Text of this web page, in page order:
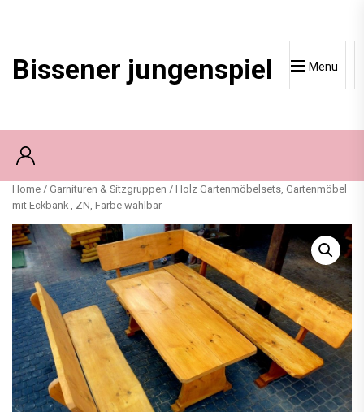
Bissener jungenspiel Menu
Home / Garnituren & Sitzgruppen / Holz Gartenmöbelsets, Gartenmöbel
mit Eckbank , ZN, Farbe wählbar